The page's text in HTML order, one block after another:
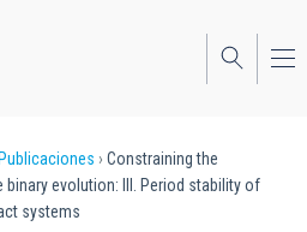
Publicaciones
Constraining the
evolution: III. Period stability of
systems